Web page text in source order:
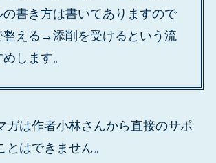
の書き方は書いてありますので
整える→添削を受けるという流
します。
ガは作者小林さんから直接のサポ
はできません。